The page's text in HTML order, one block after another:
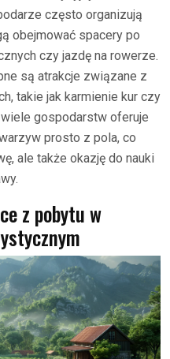
często organizują
obejmować spacery po
czy jazdę na rowerze.
są atrakcje związane z
takie jak karmienie kur czy
gospodarstw oferuje
prosto z pola, co
ale także okazję do nauki
z pobytu w